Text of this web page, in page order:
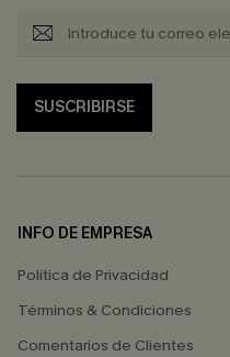
SUSCRIBIRSE
INFO DE EMPRESA
Política de Privacidad
Términos & Condiciones
Comentarios de Clientes